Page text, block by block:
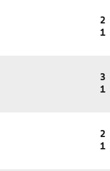
2
1
3
1
2
1